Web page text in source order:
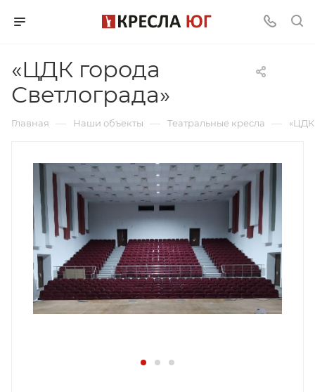
«ЦДК города
Светлограда»
Главная — Наши объекты — Театральные кресла — «ЦДК